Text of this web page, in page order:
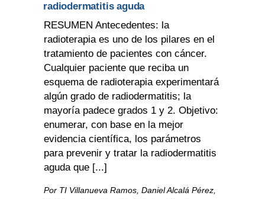
radiodermatitis aguda
RESUMEN Antecedentes: la
radioterapia es uno de los pilares en el
tratamiento de pacientes con cáncer.
Cualquier paciente que reciba un
esquema de radioterapia experimentará
algún grado de radiodermatitis; la
mayoría padece grados 1 y 2. Objetivo:
enumerar, con base en la mejor
evidencia científica, los parámetros
para prevenir y tratar la radiodermatitis
aguda que [...]
Por TI Villanueva Ramos, Daniel Alcalá Pérez,